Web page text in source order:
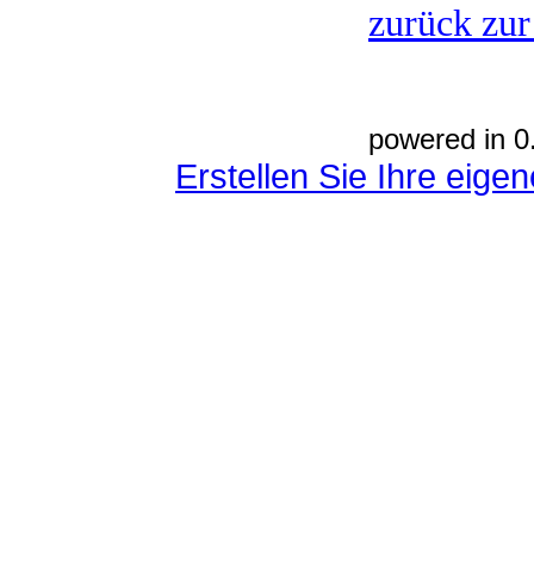
zurück
powered in
Erstellen Sie Ihre